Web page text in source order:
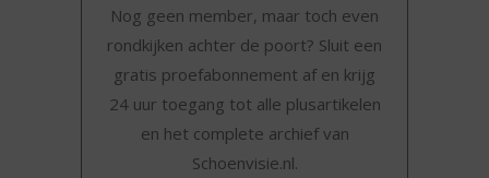
Nog geen member, maar toch even
rondkijken achter de poort? Sluit een
gratis proefabonnement af en krijg
24 uur toegang tot alle plusartikelen
en het complete archief van
Schoenvisie.nl.